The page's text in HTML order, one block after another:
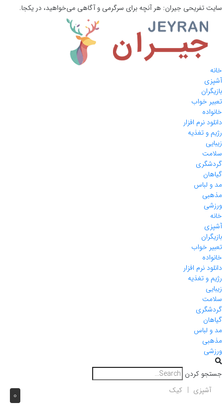
سایت تفریحی جیران: هر آنچه برای سرگرمی و آگاهی می‌خواهید، در یکجا.
خانه
آشپزی
بازیگران
تعبیر خواب
خانواده
دانلود نرم افزار
رژیم و تغذیه
زیبایی
سلامت
گردشگری
گیاهان
مد و لباس
مذهبی
ورزشی
خانه
آشپزی
بازیگران
تعبیر خواب
خانواده
دانلود نرم افزار
رژیم و تغذیه
زیبایی
سلامت
گردشگری
گیاهان
مد و لباس
مذهبی
ورزشی
جستجو کردن
0 آشپزی کیک